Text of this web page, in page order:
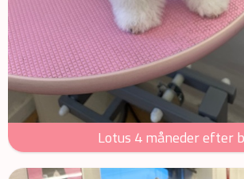
Lotus 4 måneder efter